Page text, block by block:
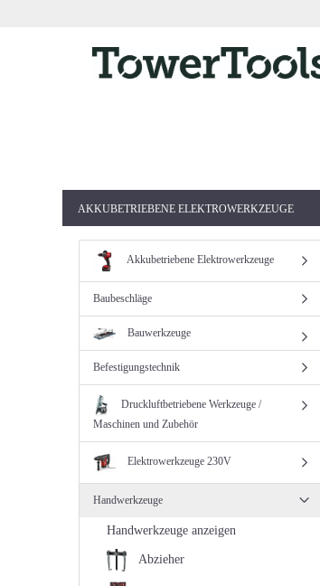
AKKUBETRIEBENE ELEKTROWERKZEUGE
Akkubetriebene Elektrowerkzeuge
Baubeschläge
Bauwerkzeuge
Befestigungstechnik
Druckluftbetriebene Werkzeuge /
Maschinen und Zubehör
Elektrowerkzeuge 230V
Handwerkzeuge
Handwerkzeuge anzeigen
Abzieher